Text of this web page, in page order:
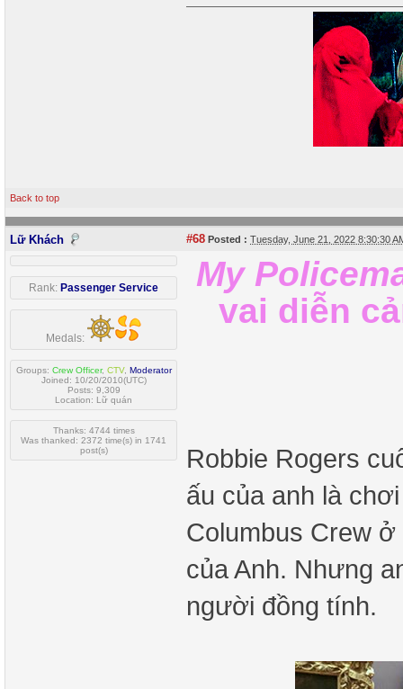
Back to top
Lữ Khách #68 Posted : Tuesday, June 21, 2022 8:30:30
Rank: Passenger Service
Medals:
Groups: Crew Officer, CTV, Moderator
Joined: 10/20/2010(UTC)
Posts: 9,309
Location: Lữ quán
Thanks: 4744 times
Was thanked: 2372 time(s) in 1741
post(s)
My
vai diễn
Robbie Rogers
ấu của anh là
Columbus Crew
của Anh. Nhưng
người đồng tính.